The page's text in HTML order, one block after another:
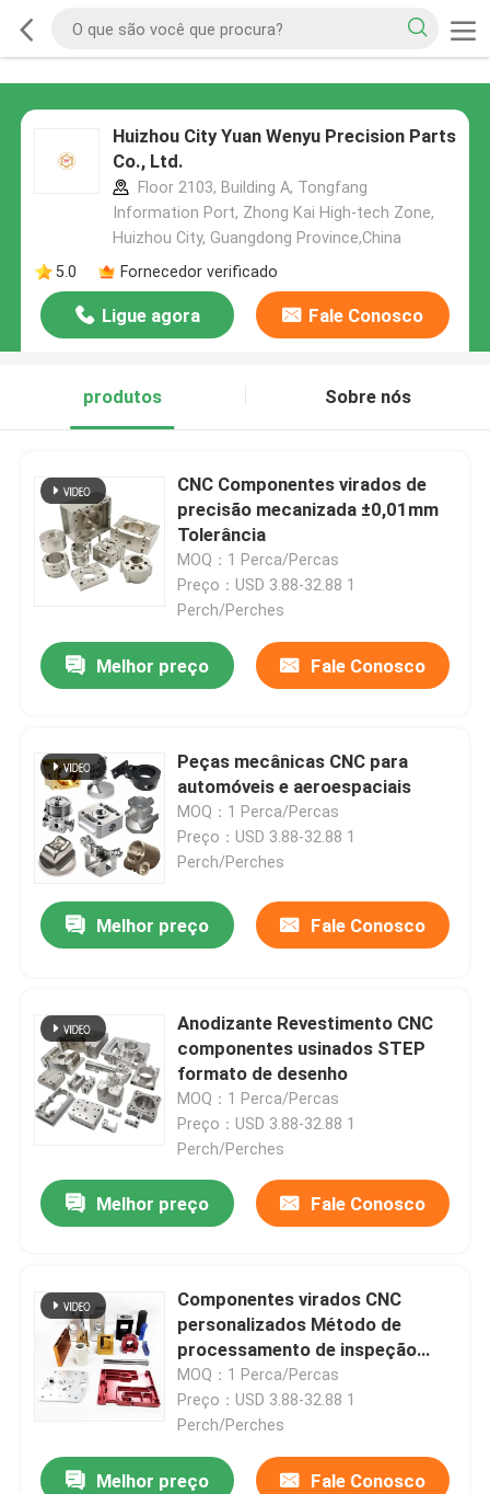
Huizhou City Yuan Wenyu Precision Parts
Co., Ltd.
Floor 2103, Building A, Tongfang
Information Port, Zhong Kai High-tech Zone,
Huizhou City, Guangdong Province,China
5.0
Fornecedor verificado
Ligue agora Fale Conosco
produtos Sobre nós
CNC Componentes virados de
precisão mecanizada ±0,01mm
Tolerância
MOQ：1 Perca/Percas
Preço：USD 3.88-32.88 1
Perch/Perches
Melhor preço Fale Conosco
Peças mecânicas CNC para
automóveis e aeroespaciais
MOQ：1 Perca/Percas
Preço：USD 3.88-32.88 1
Perch/Perches
Melhor preço Fale Conosco
Anodizante Revestimento CNC
componentes usinados STEP
formato de desenho
MOQ：1 Perca/Percas
Preço：USD 3.88-32.88 1
Perch/Perches
Melhor preço Fale Conosco
Componentes virados CNC
personalizados Método de
processamento de inspeção
100%
MOQ：1 Perca/Percas
Preço：USD 3.88-32.88 1
Perch/Perches
Melhor preço Fale Conosco